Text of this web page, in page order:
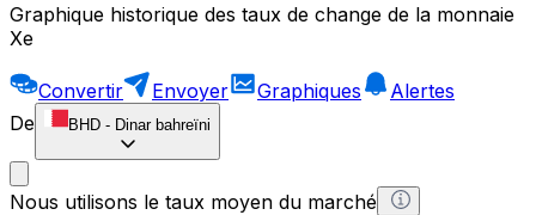
Graphique historique des taux de change de la monnaie
Xe
Convertir Envoyer Graphiques
Alertes
De
BHD - Dinar bahreïni
Nous utilisons le taux moyen du marché